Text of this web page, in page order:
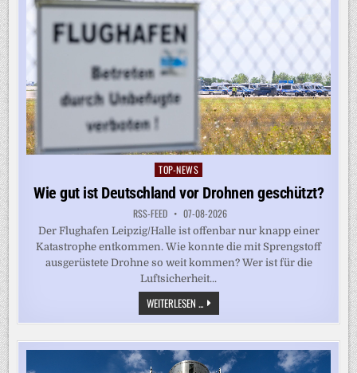
Posted
TOP-NEWS
Wie gut ist Deutschland vor Drohnen geschützt?
RSS-FEED 07-08-2026
Der Flughafen Leipzig/Halle ist offenbar nur knapp einer
Katastrophe entkommen. Wie konnte die mit Sprengstoff
ausgerüstete Drohne so weit kommen? Wer ist für die
Luftsicherheit...
WEITERLESEN ... WIE
GUT
IST
VOR
DROHNEN
GESCHÜTZT?